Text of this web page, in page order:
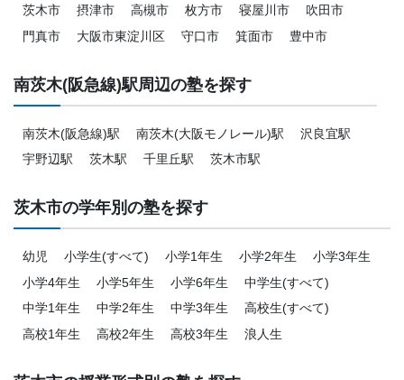
茨木市 摂津市 高槻市 枚方市 寝屋川市
吹田市
門真市
大阪市東淀川区 守口市 箕面市 豊中市
南茨木(阪急線)駅周辺の塾を探す
南茨木(阪急線)駅 南茨木(大阪モノレール)駅
沢良宜駅
宇野辺駅
茨木駅 千里丘駅 茨木市駅
茨木市の学年別の塾を探す
幼児 小学生(すべて) 小学1年生 小学2年生
小学3年生
小学4年生
小学5年生 小学6年生
中学生(すべて)
中学1年生
中学2年生 中学3年生
高校生(すべて)
高校1年生
高校2年生 高校3年生 浪人生